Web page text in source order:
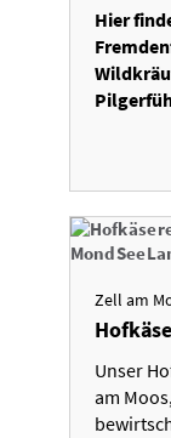
Hier
Zell am
Unser
am